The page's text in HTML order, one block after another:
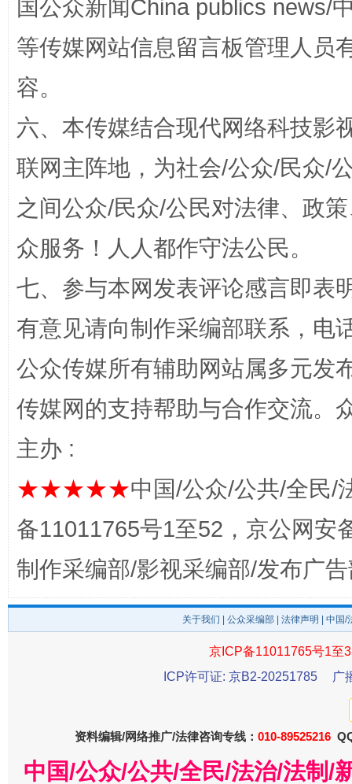
今
国公众新闻China publics news/
等传媒网站信息留言板管理人员
容。
六、本传媒结合现代网络科技影
联网主阵地，为社会/公众/民众/
之间公众/民众/公民对法律、政
众服务！人人都作守法公民。
七、参与本网发表评论感言即表
有意见请向制作采编部联系，电
公众传媒所有辅助网站属多元发
传媒网的支持帮助与合作交流。
主办 :
★★★★★中国/公众/公共/全民/
备11011765号1至52，京公网安
制作采编部/影视采编部/发布广
关于我们 公众采编部 法律声明 | 中国
京ICP备11011765号1至
ICP许可证: 京B2-20251785
广
资料编辑/网络推广/法律咨询专线： 010-89525216
中国/公众/公共/全民/法治/法制/